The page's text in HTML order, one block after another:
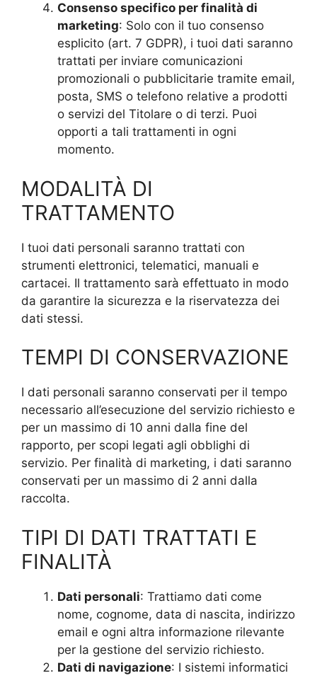
Consenso specifico per finalità di
marketing: Solo con il tuo consenso
esplicito (art. 7 GDPR), i tuoi dati saranno
trattati per inviare comunicazioni
promozionali o pubblicitarie tramite email,
posta, SMS o telefono relative a prodotti
o servizi del Titolare o di terzi. Puoi
opporti a tali trattamenti in ogni
momento.
MODALITÀ DI
TRATTAMENTO
I tuoi dati personali saranno trattati con
strumenti elettronici, telematici, manuali e
cartacei. Il trattamento sarà effettuato in modo
da garantire la sicurezza e la riservatezza dei
dati stessi.
TEMPI DI CONSERVAZIONE
I dati personali saranno conservati per il tempo
necessario all’esecuzione del servizio richiesto e
per un massimo di 10 anni dalla fine del
rapporto, per scopi legati agli obblighi di
servizio. Per finalità di marketing, i dati saranno
conservati per un massimo di 2 anni dalla
raccolta.
TIPI DI DATI TRATTATI E
FINALITÀ
Dati personali: Trattiamo dati come
nome, cognome, data di nascita, indirizzo
email e ogni altra informazione rilevante
per la gestione del servizio richiesto.
Dati di navigazione: I sistemi informatici